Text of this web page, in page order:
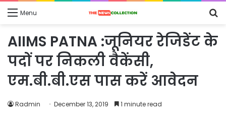
Menu
AIIMS PATNA :जूनियर रेजिडेंट के
पदों पर निकली वैकेंसी,
एम.बी.बी.एस पास करें आवेदन
Radmin December 13, 2019 1 minute read